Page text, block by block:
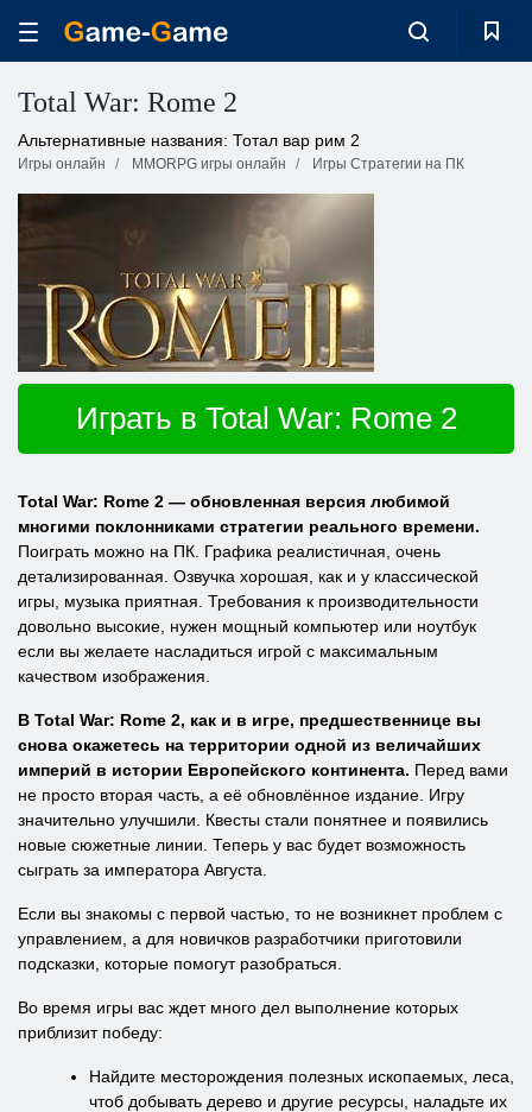
Total War: Rome 2
Альтернативные названия: Тотал вар рим 2
Игры онлайн MMORPG игры онлайн Игры Стратегии на ПК
Играть в Total War: Rome 2
Total War: Rome 2 — обновленная версия любимой
многими поклонниками стратегии реального времени.
Поиграть можно на ПК. Графика реалистичная, очень
детализированная. Озвучка хорошая, как и у классической
игры, музыка приятная. Требования к производительности
довольно высокие, нужен мощный компьютер или ноутбук
если вы желаете насладиться игрой с максимальным
качеством изображения.
В Total War: Rome 2, как и в игре, предшественнице вы
снова окажетесь на территории одной из величайших
империй в истории Европейского континента. Перед вами
не просто вторая часть, а её обновлённое издание. Игру
значительно улучшили. Квесты стали понятнее и появились
новые сюжетные линии. Теперь у вас будет возможность
сыграть за императора Августа.
Если вы знакомы с первой частью, то не возникнет проблем с
управлением, а для новичков разработчики приготовили
подсказки, которые помогут разобраться.
Во время игры вас ждет много дел выполнение которых
приблизит победу:
Найдите месторождения полезных ископаемых, леса,
чтоб добывать дерево и другие ресурсы, наладьте их